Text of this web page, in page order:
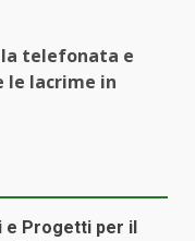
la telefonata e
le lacrime in
e Progetti per il